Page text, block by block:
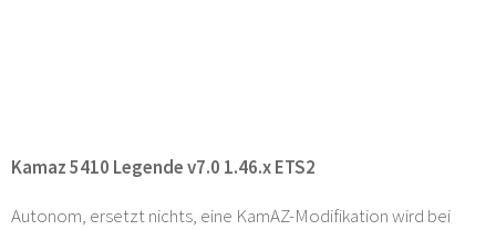
Kamaz 5410 Legende v7.0 1.46.x ETS2
Autonom, ersetzt nichts, eine KamAZ-Modifikation wird bei